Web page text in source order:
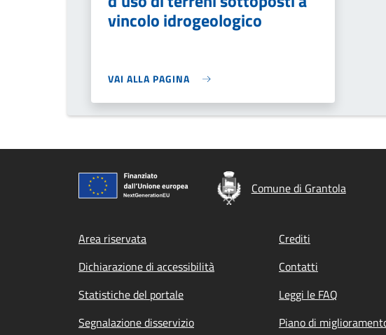
vincolo idrogeologico
VAI ALLA PAGINA
Comune di Grantola
Footer menu
Area riservata Crediti
Dichiarazione di accessibilità
Contatti
Statistiche del portale
Leggi le FAQ
Segnalazione disservizio
Piano di